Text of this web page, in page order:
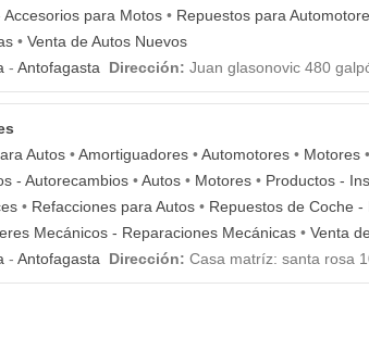
para Motos • Repuestos para
• Venta de Autos Nuevos
- Antofagasta Dirección: Juan glasonovic 480
Autos •Amortiguadores •Automotores • Motores •
- Autorecambios •Autos • Motores • Productos -
• Refacciones para Autos • Repuestos de Coche
Mecánicos - Reparaciones Mecánicas • Venta
- Antofagasta Dirección: Casa matríz: santa rosa